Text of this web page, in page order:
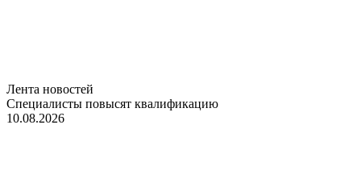
Лента новостей
Специалисты повысят квалификацию
10.08.2026